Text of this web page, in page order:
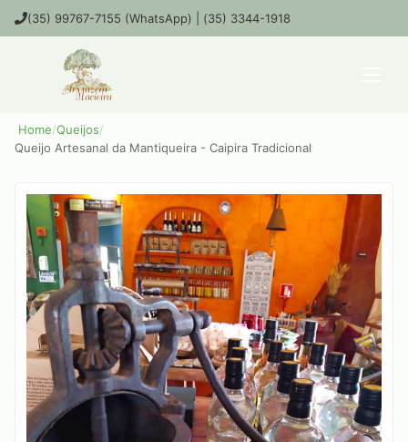
(35) 99767-7155 (WhatsApp) | (35) 3344-1918
Home/Queijos/
Queijo Artesanal da Mantiqueira - Caipira Tradicional